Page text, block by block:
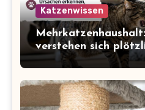
Katzenwissen
verstehen sich